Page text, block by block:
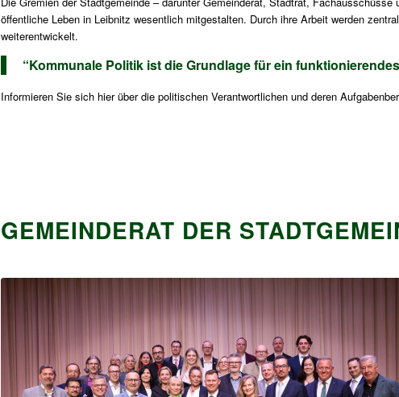
öffentliche Leben in Leibnitz wesentlich mitgestalten. Durch ihre Arbeit werden
weiterentwickelt.
“Kommunale Politik ist die Grundlage für ein
Informieren Sie sich hier über die politischen Verantwortlichen und deren
GEMEINDERAT DER